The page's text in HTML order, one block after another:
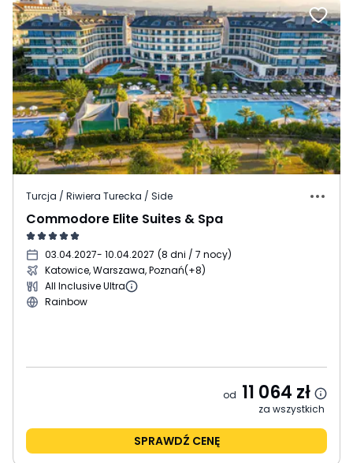
Turcja / Riwiera Turecka / Side
Commodore Elite Suites & Spa
03.04.2027- 10.04.2027 (8 dni / 7 nocy)
Katowice, Warszawa, Poznań(+8)
All Inclusive Ultra
Rainbow
od 11 064 zł
za wszystkich
SPRAWDŹ CENĘ